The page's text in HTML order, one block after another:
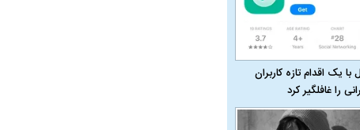
با یک اقدام تازه کاربران
را غافلگیر کرد
به فال و طالع‌بینی